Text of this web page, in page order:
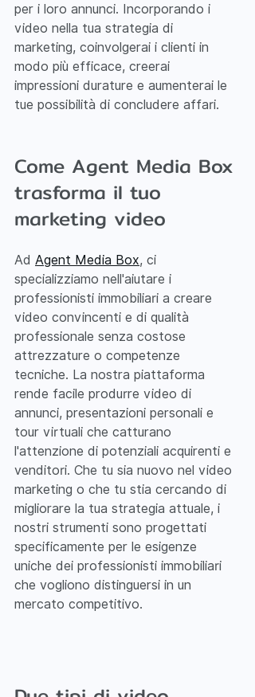
per i loro annunci. Incorporando i
video nella tua strategia di
marketing, coinvolgerai i clienti in
modo più efficace, creerai
impressioni durature e aumenterai le
tue possibilità di concludere affari.
Come Agent Media Box
trasforma il tuo
marketing video
Ad Agent Media Box, ci
specializziamo nell'aiutare i
professionisti immobiliari a creare
video convincenti e di qualità
professionale senza costose
attrezzature o competenze
tecniche. La nostra piattaforma
rende facile produrre video di
annunci, presentazioni personali e
tour virtuali che catturano
l'attenzione di potenziali acquirenti e
venditori. Che tu sia nuovo nel video
marketing o che tu stia cercando di
migliorare la tua strategia attuale, i
nostri strumenti sono progettati
specificamente per le esigenze
uniche dei professionisti immobiliari
che vogliono distinguersi in un
mercato competitivo.